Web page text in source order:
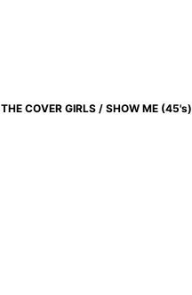
THE COVER GIRLS / SHOW ME (45's)